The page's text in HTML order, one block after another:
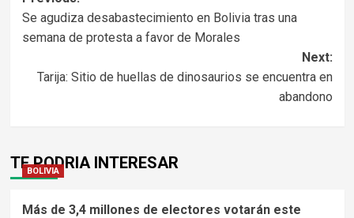
de
entradas
Se agudiza desabastecimiento en Bolivia tras una
semana de protesta a favor de Morales
Next:
Tarija: Sitio de huellas de dinosaurios se encuentra en
abandono
TE PODRIA INTERESAR
BOLIVIA
Más de 3,4 millones de electores votarán este